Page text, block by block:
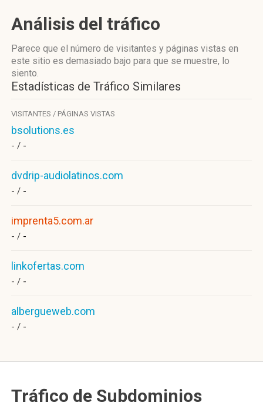
Análisis del tráfico
Parece que el número de visitantes y páginas vistas en
este sitio es demasiado bajo para que se muestre, lo
siento.
Estadísticas de Tráfico Similares
VISITANTES / PÁGINAS VISTAS
bsolutions.es
- / -
dvdrip-audiolatinos.com
- / -
imprenta5.com.ar
- / -
linkofertas.com
- / -
albergueweb.com
- / -
Tráfico de Subdominios